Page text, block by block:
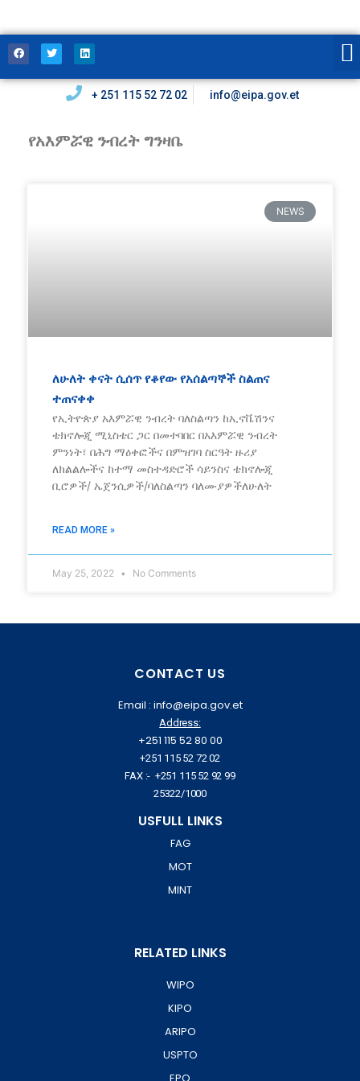
+ 251 115 52 72 02 info@eipa.gov.et
የአእምሯዊ ንብረት ግንዛቤ
NEWS
ለሁለት ቀናት ሲሰጥ የቆየው የአሰልጣኞች ስልጠና
ተጠናቀቀ
የኢትዮጵያ አእምሯዊ ንብረት ባለስልጣን ከኢኖቬሽንና
ቴክኖሎጂ ሚኒስቴር ጋር በመተባበር በአእምሯዊ ንብረት
ምንነት፣ በሕግ ማዕቀፎችና በምዝገባ ስርዓት ዙሪያ
ለክልልሎችና ከተማ መስተዳድሮች ሳይንስና ቴክኖሎጂ
ቢሮዎች/ ኤጀንሲዎች/ባለስልጣን ባለሙያዎችለሁለት
READ MORE »
May 25, 2022 No Comments
CONTACT US
Email : info@eipa.gov.et
Address:
+251 115 52 80 00
+251 115 52 72 02
FAX :- +251 115 52 92 99
25322/1000
USFULL LINKS
FAG
MOT
MINT
RELATED LINKS
WIPO
KIPO
ARIPO
USPTO